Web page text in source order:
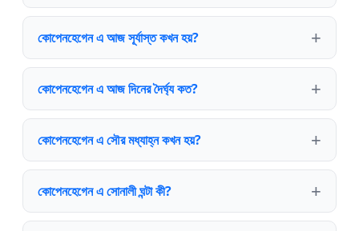
কোপেনহেগেন এ আজ সূর্যাস্ত কখন হয়?
কোপেনহেগেন এ আজ দিনের দৈর্ঘ্য কত?
কোপেনহেগেন এ সৌর মধ্যাহ্ন কখন হয়?
কোপেনহেগেন এ সোনালী ঘন্টা কী?